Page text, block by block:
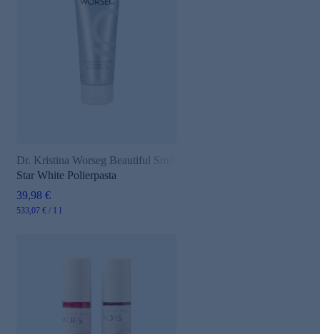
Dr. Kristina Worseg Beautiful Smile
Star White Polierpasta
39,98 €
533,07 € / 1 l